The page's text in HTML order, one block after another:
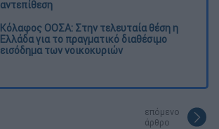
αντεπίθεση
Κόλαφος ΟΟΣΑ: Στην τελευταία θέση η
Ελλάδα για το πραγματικό διαθέσιμο
εισόδημα των νοικοκυριών
επόμενο
άρθρο